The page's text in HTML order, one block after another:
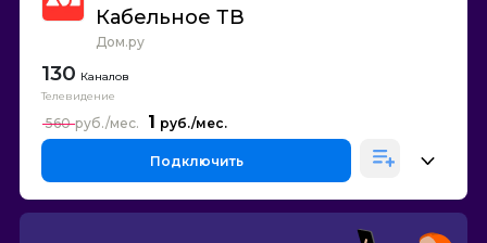
Кабельное ТВ
Дом.ру
130 Каналов
Телевидение
1
560
Подключить